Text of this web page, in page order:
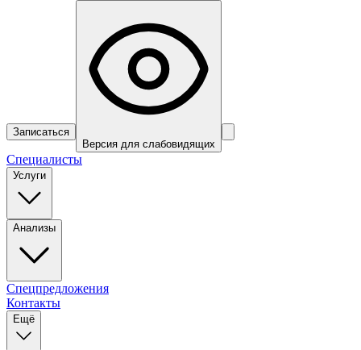
Записаться
Версия для слабовидящих
Специалисты
Услуги
Анализы
Спецпредложения
Контакты
Ещё